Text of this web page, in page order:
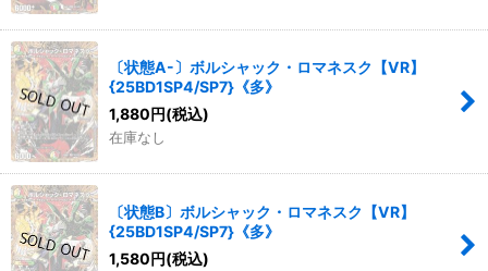
〔状態A-〕ボルシャック・ロマネスク【VR】
{25BD1SP4/SP7}《多》
1,880円(税込)
在庫なし
〔状態B〕ボルシャック・ロマネスク【VR】
{25BD1SP4/SP7}《多》
1,580円(税込)